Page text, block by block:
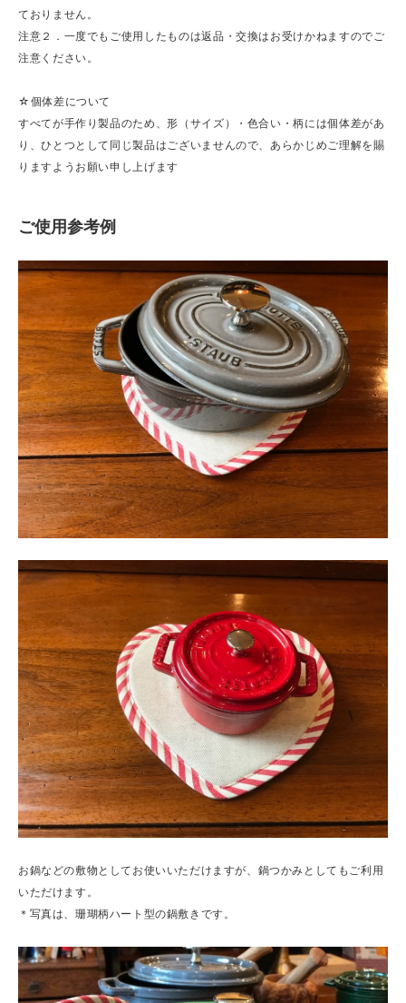
ておりません。
注意２．一度でもご使用したものは返品・交換はお受けかねますのでご
注意ください。
☆個体差について
すべてが手作り製品のため、形（サイズ）・色合い・柄には個体差があ
り、ひとつとして同じ製品はございませんので、あらかじめご理解を賜
りますようお願い申し上げます
ご使用参考例
お鍋などの敷物としてお使いいただけますが、鍋つかみとしてもご利用
いただけます。
＊写真は、珊瑚柄ハート型の鍋敷きです。